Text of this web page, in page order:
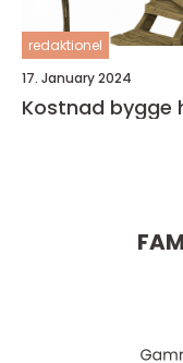
redaktionel
17. January 2024
Kostnad bygge